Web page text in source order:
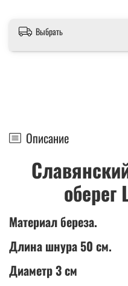
Выбрать
Описание
оберег
Материал береза.
Длина шнура 50 см.
Диаметр 3 см